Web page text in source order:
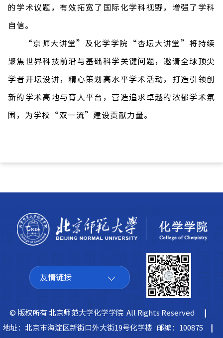
的学术议题，有效拓宽了国际化学科视野，增强了学科
自信。
“京师大讲堂” 及化学学院 “杏坛大讲堂” 将持续
聚焦世界科技前沿与基础科学关键问题，邀请全球顶尖
学者开坛设讲，精心策划高水平学术活动，打造引领创
新的学术高地与育人平台，营造追求卓越的浓郁学术氛
围，为学校 “双一流” 建设贡献力量。
友情链接
© 版权所有 北京师范大学化学学院 All Rights Reserved
地址：北京市海淀区新街口外大街19号化学楼 邮编：100875